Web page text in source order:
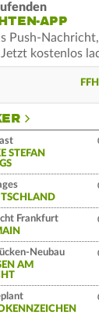
APP
Push-Nachricht,
kostenlos
STEFAN
Frankfurt
Neubau
AM